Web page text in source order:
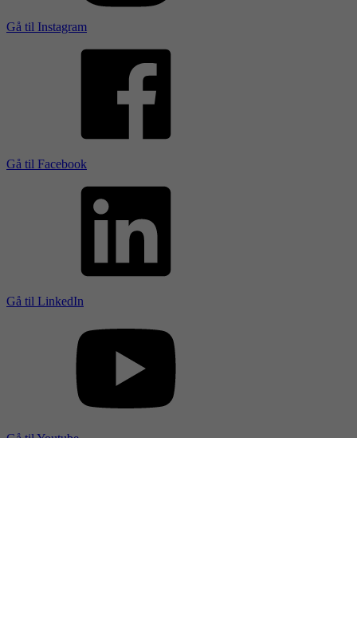
Gå til Instagram
Gå til Facebook
Gå til LinkedIn
Gå til Youtube